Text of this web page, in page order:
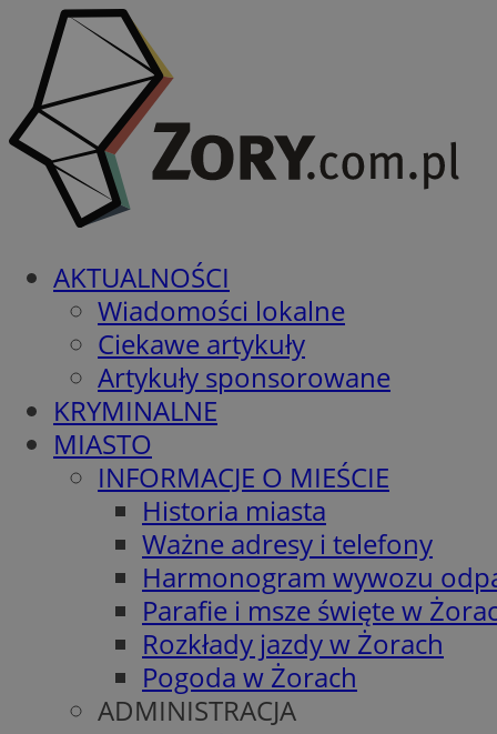
AKTUALNOŚCI
Wiadomości lokalne
Ciekawe artykuły
Artykuły sponsorowane
KRYMINALNE
MIASTO
INFORMACJE O MIEŚCIE
Historia miasta
Ważne adresy i telefony
Harmonogram wywozu
Parafie i msze święte w
Rozkłady jazdy w Żorach
Pogoda w Żorach
ADMINISTRACJA